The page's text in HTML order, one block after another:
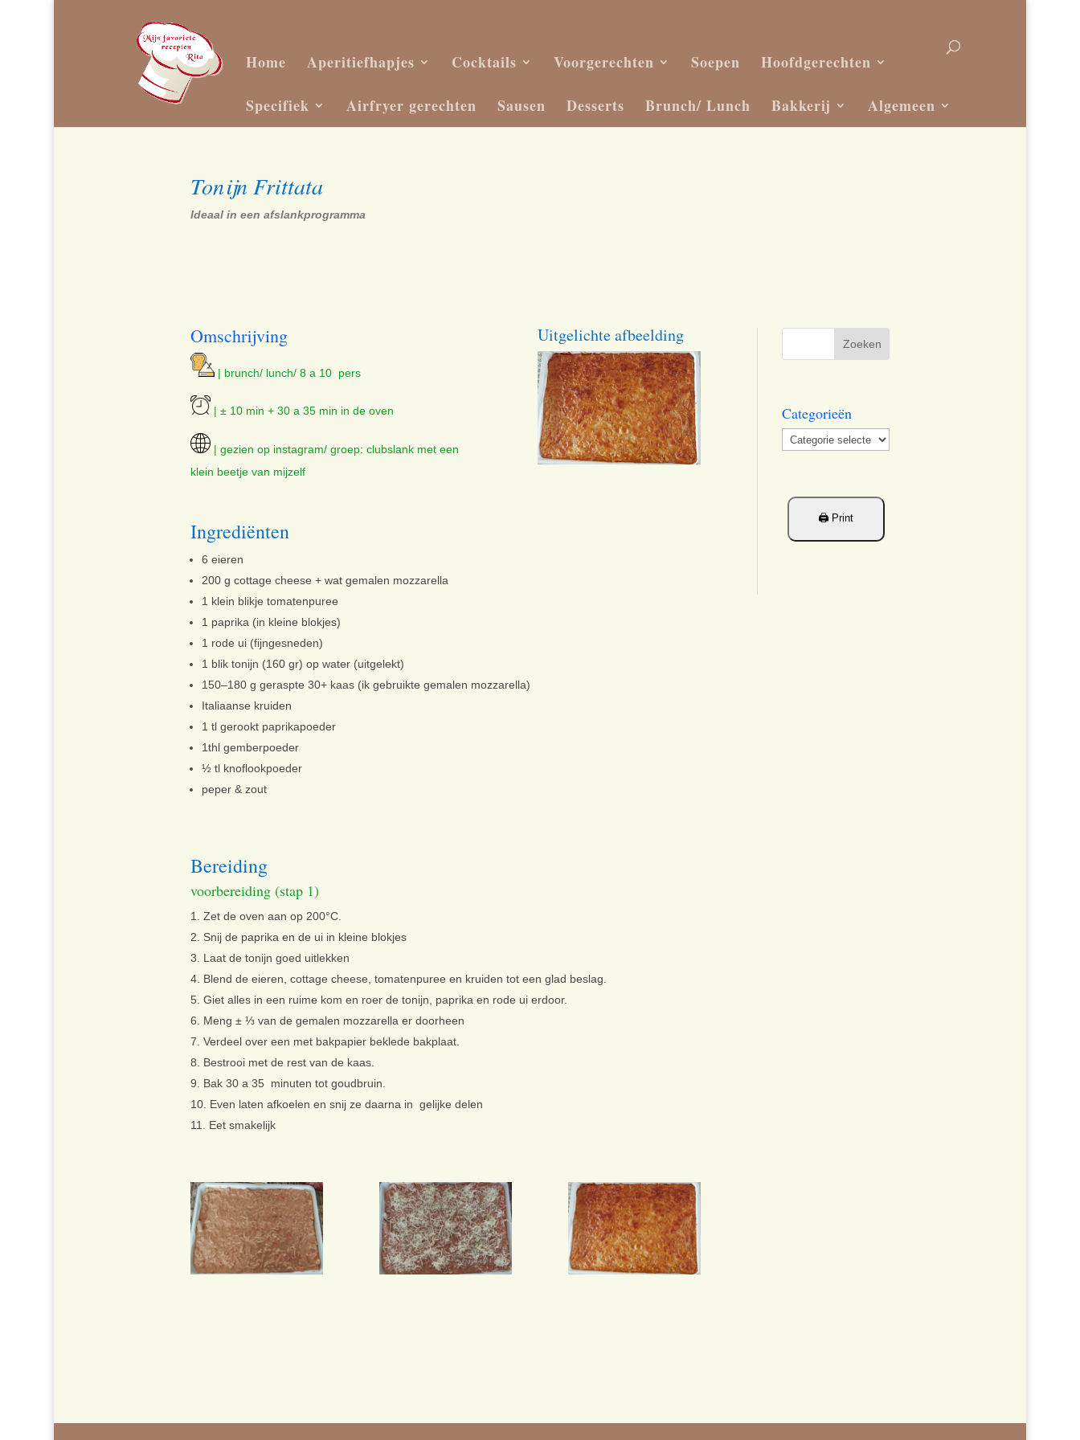
Home Aperitiefhapjes Cocktails Voorgerechten Soepen Hoofdgerechten
Specifiek Airfryer gerechten Sausen Desserts Brunch/ Lunch Bakkerij Algemeen
Tonijn Frittata
Ideaal in een afslankprogramma
Omschrijving
| brunch/ lunch/ 8 a 10 pers
| ± 10 min + 30 a 35 min in de oven
| gezien op instagram/ groep: clubslank met een
klein beetje van mijzelf
Uitgelichte afbeelding
Ingrediënten
6 eieren
200 g cottage cheese + wat gemalen mozzarella
1 klein blikje tomatenpuree
1 paprika (in kleine blokjes)
1 rode ui (fijngesneden)
1 blik tonijn (160 gr) op water (uitgelekt)
150–180 g geraspte 30+ kaas (ik gebruikte gemalen mozzarella)
Italiaanse kruiden
1 tl gerookt paprikapoeder
1thl gemberpoeder
½ tl knoflookpoeder
peper & zout
Bereiding
voorbereiding (stap 1)
Zet de oven aan op 200°C.
Snij de paprika en de ui in kleine blokjes
Laat de tonijn goed uitlekken
Blend de eieren, cottage cheese, tomatenpuree en kruiden tot een glad beslag.
Giet alles in een ruime kom en roer de tonijn, paprika en rode ui erdoor.
Meng ± ⅓ van de gemalen mozzarella er doorheen
Verdeel over een met bakpapier beklede bakplaat.
Bestrooi met de rest van de kaas.
Bak 30 a 35 minuten tot goudbruin.
Even laten afkoelen en snij ze daarna in gelijke delen
Eet smakelijk
Categorieën
Categorieën